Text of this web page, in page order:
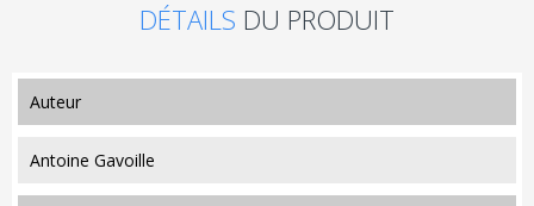
DÉTAILS DU PRODUIT
auteur
Antoine Gavoille